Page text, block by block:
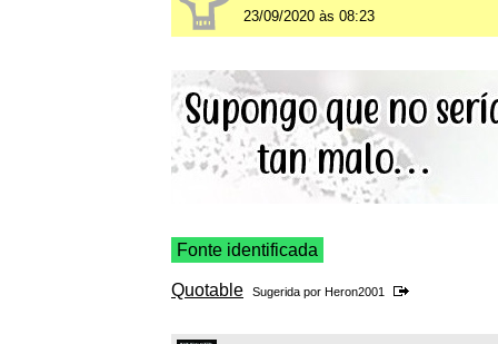
23/09/2020 às 08:23
Fonte identificada
Quotable Sugerida por Heron2001